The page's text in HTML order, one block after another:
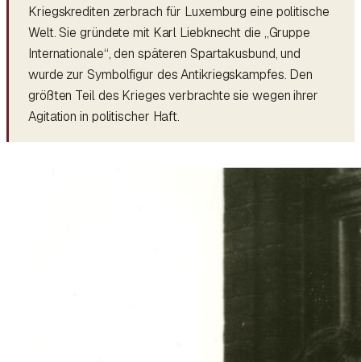
Kriegskrediten zerbrach für Luxemburg eine politische
Welt. Sie gründete mit Karl Liebknecht die „Gruppe
Internationale“, den späteren Spartakusbund, und
wurde zur Symbolfigur des Antikriegskampfes. Den
größten Teil des Krieges verbrachte sie wegen ihrer
Agitation in politischer Haft.